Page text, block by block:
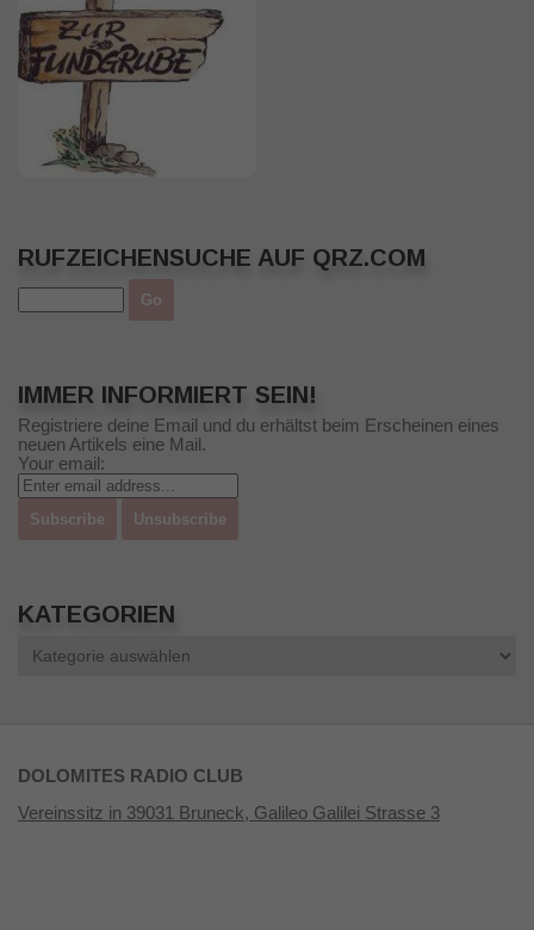
RUFZEICHENSUCHE AUF QRZ.COM
IMMER INFORMIERT SEIN!
Registriere deine Email und du erhältst beim Erscheinen eines
neuen Artikels eine Mail.
Your email:
KATEGORIEN
DOLOMITES RADIO CLUB
Vereinssitz in 39031 Bruneck, Galileo Galilei Strasse 3